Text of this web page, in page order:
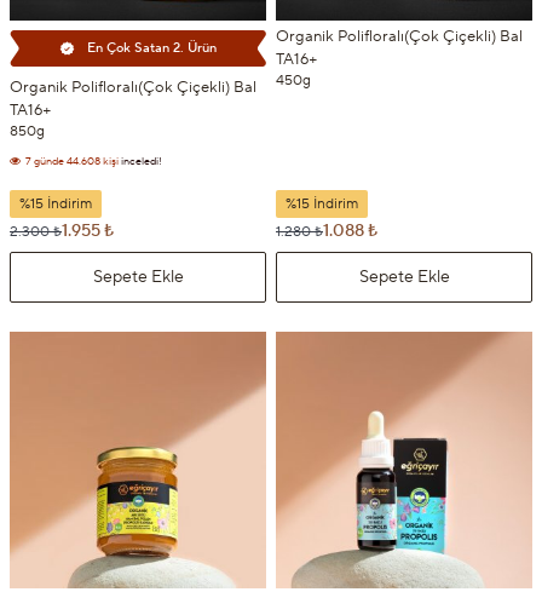
En Çok Satan 2. Ürün
Organik Polifloralı(Çok Çiçekli) Bal
TA16+
850g
7 günde4.740 kişisepetine ekledi!
7 günde44.608 kişi
%15 İndirim
2.300 ₺1.955 ₺
Sepete Ekle
Organik Polifloralı(Çok Çiçekli) Bal
TA16+
450g
%15 İndirim
1.280 ₺1.088 ₺
Sepete Ekle